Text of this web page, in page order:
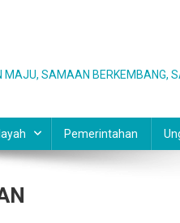
SAMAAN BERKEMBANG,
Pemerintahan